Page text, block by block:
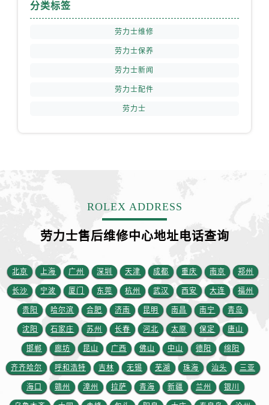
福建省泉州市丰泽区宝洲路729号浦西万达中心写字楼A座7楼709室劳力士售后服务中心（需提前预约）
陕西省西安市碑林区南关正街88号华侨城长安国际中心E座6楼10室劳力士售后服务中心（需提前预约）
节假日正常营业！
分类标签
劳力士维修
劳力士保养
劳力士新闻
劳力士配件
劳力士
ROLEX ADDRESS
劳力士售后维修中心地址电话查询
北京 上海 广州 深圳 天津 成都 重庆 南京 郑州
长沙 宁波 厦门 东莞 杭州 武汉 西安 大连 福州
贵阳 哈尔滨 合肥 济南 昆明 南昌 南宁 青岛
沈阳 石家庄 苏州 长春 河北 太原 保定 唐山
邯郸 廊坊 昆山 广西 佛山 中山 德阳 绵阳
齐齐哈尔 呼和浩特 吉林 无锡 芜湖 珠海 汕头 三亚
海口 赣州 漳州 拉萨 青海 新疆 兰州 银川